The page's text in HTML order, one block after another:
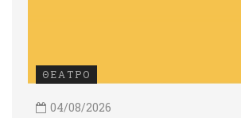
ΘΕΑΤΡΟ
04/08/2026